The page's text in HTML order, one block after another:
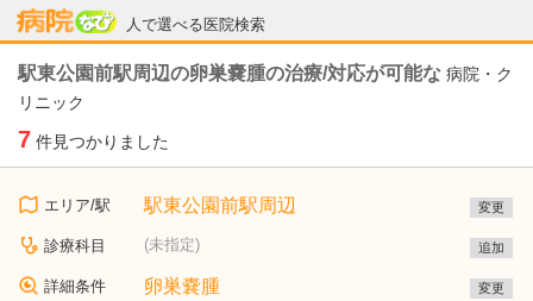
人で選べる医院検索
病院なび
駅東公園前駅周辺の卵巣嚢腫の治療/対応が可能な 病院・ク
リニック
7 件見つかりました
エリア/駅 駅東公園前駅周辺 変更
診療科目 (未指定) 追加
詳細条件 卵巣嚢腫 変更